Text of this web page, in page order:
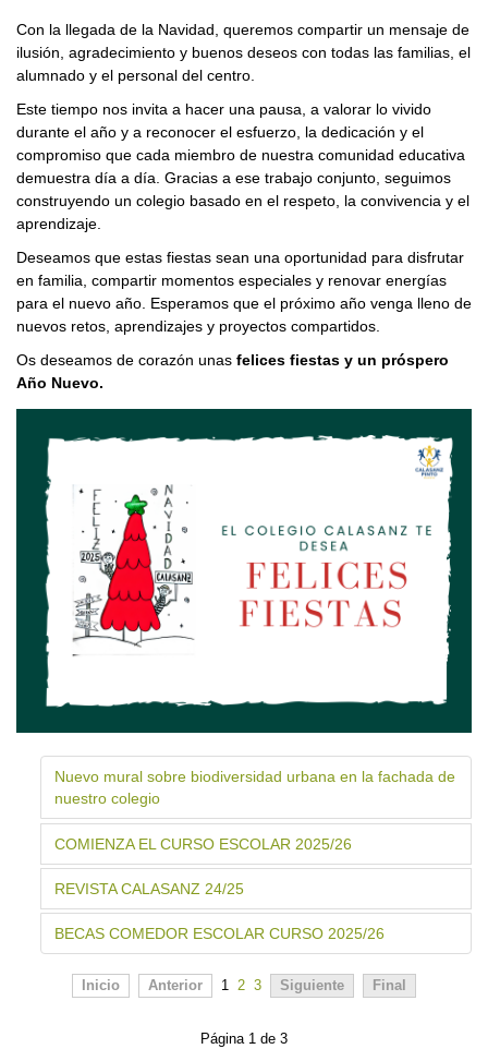
Con la llegada de la Navidad, queremos compartir un mensaje de
ilusión, agradecimiento y buenos deseos con todas las familias, el
alumnado y el personal del centro.
Este tiempo nos invita a hacer una pausa, a valorar lo vivido
durante el año y a reconocer el esfuerzo, la dedicación y el
compromiso que cada miembro de nuestra comunidad educativa
demuestra día a día. Gracias a ese trabajo conjunto, seguimos
construyendo un colegio basado en el respeto, la convivencia y el
aprendizaje.
Deseamos que estas fiestas sean una oportunidad para disfrutar
en familia, compartir momentos especiales y renovar energías
para el nuevo año. Esperamos que el próximo año venga lleno de
nuevos retos, aprendizajes y proyectos compartidos.
Os deseamos de corazón unas felices fiestas y un próspero
Año Nuevo.
Nuevo mural sobre biodiversidad urbana en la fachada de
nuestro colegio
COMIENZA EL CURSO ESCOLAR 2025/26
REVISTA CALASANZ 24/25
BECAS COMEDOR ESCOLAR CURSO 2025/26
Inicio Anterior 1 2 3 Siguiente Final
Página 1 de 3